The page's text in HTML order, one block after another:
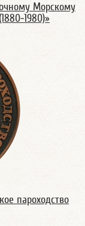
Морскому
1980)»
пароходство